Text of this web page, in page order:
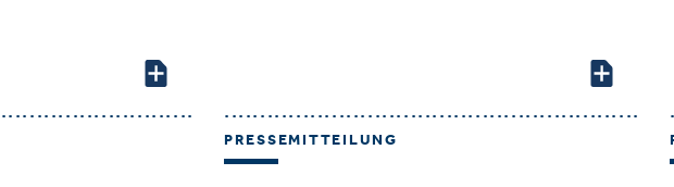
PRESSEMITTEILUNG